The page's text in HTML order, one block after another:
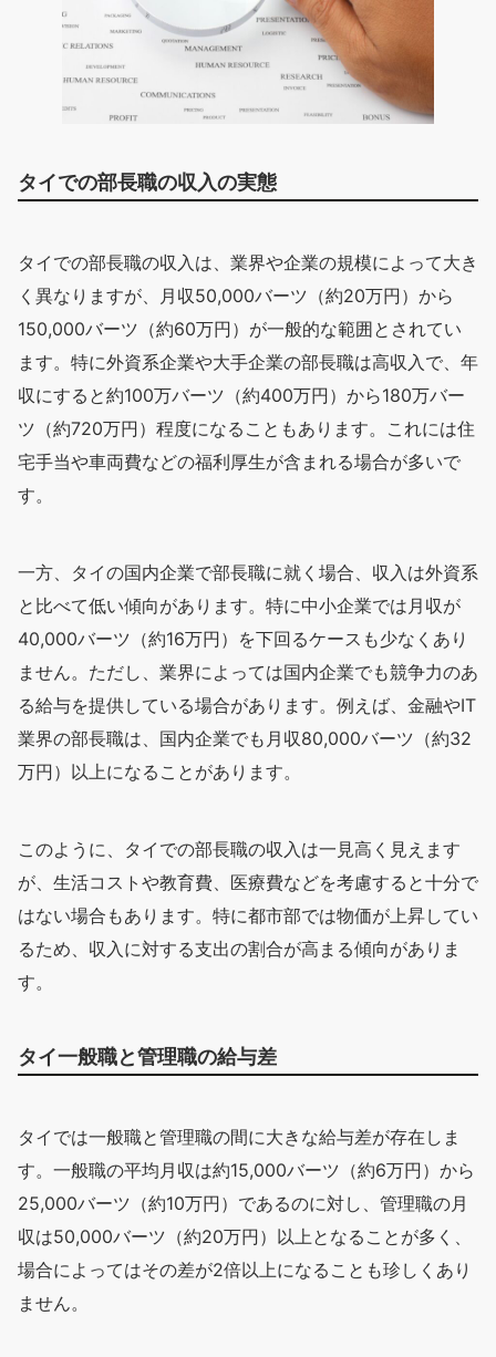
タイでの部長職の収入の実態
タイでの部長職の収入は、業界や企業の規模によって大き
く異なりますが、月収50,000バーツ（約20万円）から
150,000バーツ（約60万円）が一般的な範囲とされてい
ます。特に外資系企業や大手企業の部長職は高収入で、年
収にすると約100万バーツ（約400万円）から180万バー
ツ（約720万円）程度になることもあります。これには住
宅手当や車両費などの福利厚生が含まれる場合が多いで
す。
一方、タイの国内企業で部長職に就く場合、収入は外資系
と比べて低い傾向があります。特に中小企業では月収が
40,000バーツ（約16万円）を下回るケースも少なくあり
ません。ただし、業界によっては国内企業でも競争力のあ
る給与を提供している場合があります。例えば、金融やIT
業界の部長職は、国内企業でも月収80,000バーツ（約32
万円）以上になることがあります。
このように、タイでの部長職の収入は一見高く見えます
が、生活コストや教育費、医療費などを考慮すると十分で
はない場合もあります。特に都市部では物価が上昇してい
るため、収入に対する支出の割合が高まる傾向がありま
す。
タイ一般職と管理職の給与差
タイでは一般職と管理職の間に大きな給与差が存在しま
す。一般職の平均月収は約15,000バーツ（約6万円）から
25,000バーツ（約10万円）であるのに対し、管理職の月
収は50,000バーツ（約20万円）以上となることが多く、
場合によってはその差が2倍以上になることも珍しくあり
ません。